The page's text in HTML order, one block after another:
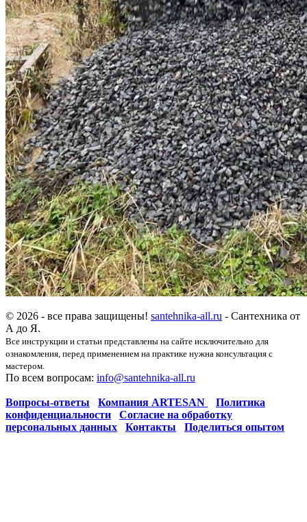
© 2026 - все права защищены! santehnika-all.ru - Сантехника от
А до Я.
Все инструкции и статьи представлены на сайте исключительно для
ознакомления, перед применением на практике нужна консультация с
мастером.
По всем вопросам: info@santehnika-all.ru
Вопросы-ответы Компания ARTESAN
Политика
конфиденциальности
Согласие на обработку
персональных данных
Контакты Поделиться опытом